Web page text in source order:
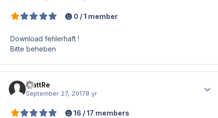
0 / 1 member
Download fehlerhaft !
Bitte beheben
MattRe
September 27, 20178 yr
16 / 17 members